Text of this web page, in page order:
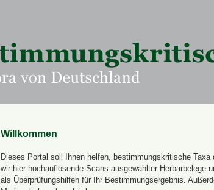
Willkommen
Dieses Portal soll Ihnen helfen, bestimmungskritische
wir hier hochauflösende Scans ausgewählter Herbarbelege
als Überprüfungshilfen für Ihr Bestimmungsergebnis.